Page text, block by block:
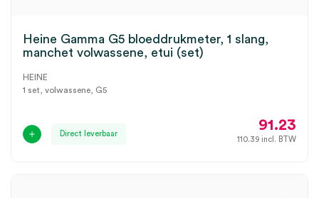
Heine Gamma G5 bloeddrukmeter, 1 slang,
manchet volwassene, etui (set)
HEINE
1 set, volwassene, G5
Direct leverbaar
91.23
110.39 incl. BTW